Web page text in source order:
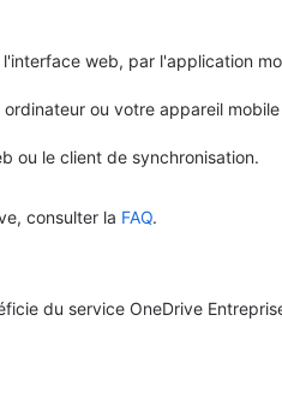
web, par l'application
ou votre appareil
ou le client de synchronisation.
consulter la FAQ.
du service OneDrive